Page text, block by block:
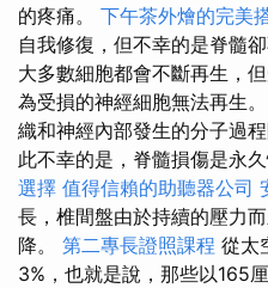
的疼痛。 下午茶外燴的完美
自我修復，但不幸的是脊髓卻
大多數細胞都會不斷再生，
為受損的神經細胞無法再生。
織和神經內部發生的分子過
此不幸的是，脊髓損傷是永久
選擇 值得信賴的助聽器公司
長，椎間盤由於持續的壓力
降。 第二專長證照課程 從太
3%，也就是說，那些以165